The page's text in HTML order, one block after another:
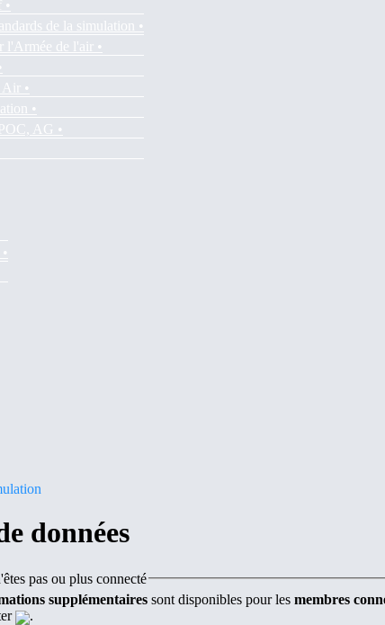
de la simulation •
l'Armée de l'air •
•
•
AG •
données
pas ou plus connecté
supplémentaires sont disponibles pour les membres
.